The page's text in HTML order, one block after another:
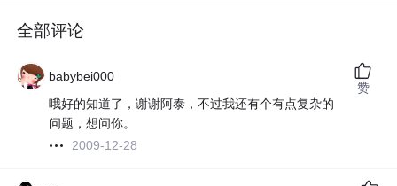
全部评论
babybei000
哦好的知道了，谢谢阿泰，不过我还有个有点复杂的
问题，想问你。
2009-12-28
赞